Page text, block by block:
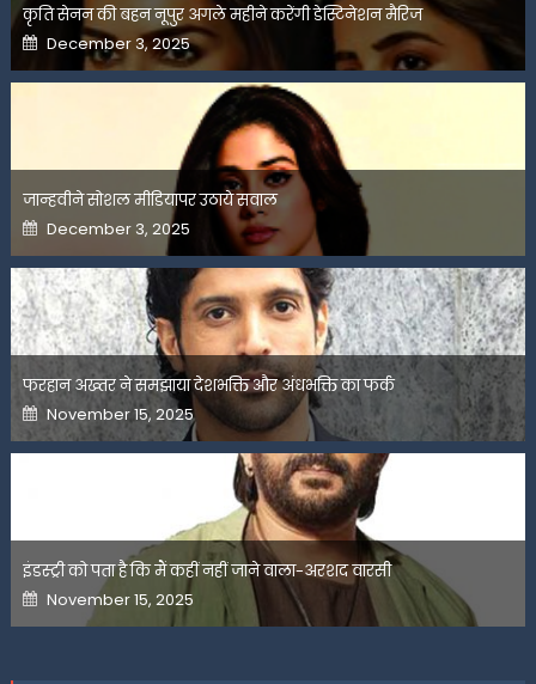
कृति सेनन की बहन नूपुर अगले महीने करेंगी डेस्टिनेशन मैरिज
Posted
on
December 3, 2025
जान्हवीने सोशल मीडियापर उठाये सवाल
Posted
on
December 3, 2025
फरहान अख्तर ने समझाया देशभक्ति और अंधभक्ति का फर्क
Posted
on
November 15, 2025
इंडस्ट्री को पता है कि मैं कहीं नहीं जाने वाला-अरशद वारसी
Posted
on
November 15, 2025